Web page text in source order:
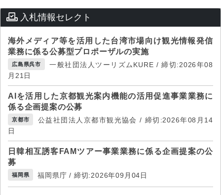
入札情報セレクト
海外メディア等を活用した台湾市場向け観光情報発信
業務に係る公募型プロポーザルの実施
広島県呉市
一般社団法人ツーリズムKURE / 締切:2026年08
月21日
AIを活用した京都観光案内機能の活用促進事業業務に
係る企画提案の公募
京都市
公益社団法人京都市観光協会 / 締切:2026年08月14
日
日韓相互誘客FAMツアー事業業務に係る企画提案の公
募
福岡県 福岡県庁 / 締切:2026年09月04日